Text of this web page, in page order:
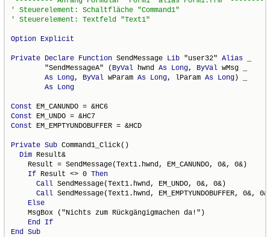
Option Explicit
Private Declare Function SendMessage Lib "user32" Alias
        "SendMessageA" (
ByVal hwnd As Long, ByVal wMsg _
As Long, ByVal wParam As Long, lParam As Long) _
As Long
Const
Const
Const EM_EMPTYUNDOBUFFER = &HCD
Private Sub Command1_Click()
Dim Result&
    Result = SendMessage(Text1.hwnd, EM_CANUNDO, 0&, 0&)
If Result <> 0 Then
Call SendMessage(Text1.hwnd, EM_UNDO, 0&, 0&)
Call SendMessage(Text1.hwnd, EM_EMPTYUNDOBUFFER, 0&,
Else
    MsgBox ("Nichts zum Rückgängigmachen da!")
End
If
End Sub